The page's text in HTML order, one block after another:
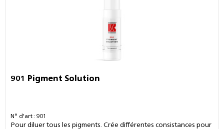
901 Pigment Solution
N° d'art : 901
Pour diluer tous les pigments. Crée différentes consistances pour